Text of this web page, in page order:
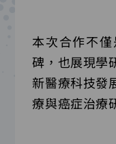
本次合作不
碑，也展現學
新醫療科技發
療與癌症治療